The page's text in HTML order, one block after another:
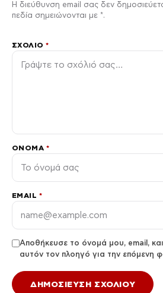
Η διεύθυνση email σας δεν
πεδία σημειώνονται με *.
ΣΧΌΛΙΟ*
ΌΝΟΜΑ *
EMAIL *
Αποθήκευσε το όνομά μου, email,
αυτόν τον πλοηγό για την επόμενη